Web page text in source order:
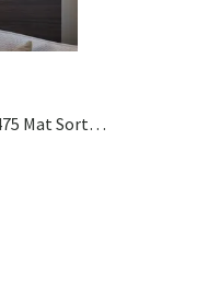
Horisont Bordlampe H475 Mat Sort/blank Skovgrøn